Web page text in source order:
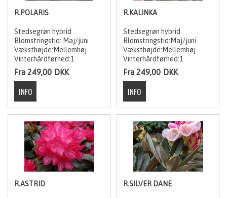
R.POLARIS
Stedsegrøn hybrid
Blomstringstid: Maj/juni
Væksthøjde:Mellemhøj
Vinterhårdførhed:1
Fra 249,00 DKK
R.KALINKA
Stedsegrøn hybrid
Blomstringstid:Maj/juni
Væksthøjde:Mellemhøj
Vinterhårdførhed:1
Fra 249,00 DKK
R.ASTRID R.SILVER DANE